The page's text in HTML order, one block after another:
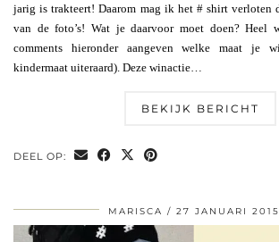
jarig is trakteert! Daarom mag ik het # shirt verloten
van de foto’s! Wat je daarvoor moet doen? Heel
comments hieronder aangeven welke maat je
kindermaat uiteraard). Deze winactie…
BEKIJK BERICHT
DEEL OP:
MARISCA 27 JANUARI 2015